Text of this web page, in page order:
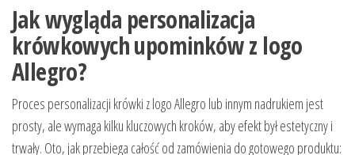
Jak wygląda personalizacja
krówkowych upominków z logo
Allegro?
Proces personalizacji krówki z logo Allegro lub innym nadrukiem jest
prosty, ale wymaga kilku kluczowych kroków, aby efekt był estetyczny i
trwały. Oto, jak przebiega całość od zamówienia do gotowego produktu: